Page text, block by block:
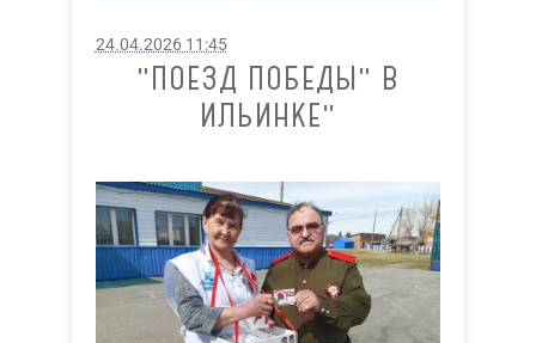
24.04.2026 11:45
"ПОЕЗД ПОБЕДЫ" В
ИЛЬИНКЕ"